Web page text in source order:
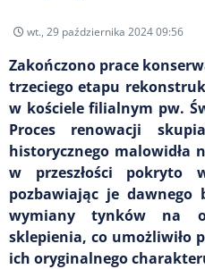
wt., 29 października 2024 09:56
Zakończono prace
trzeciego etapu
w kościele filialnym pw.
Proces renowacji
historycznego malowidła
w przeszłości pokryto
pozbawiając je dawnego
wymiany tynków na
sklepienia, co umożliwiło
ich oryginalnego